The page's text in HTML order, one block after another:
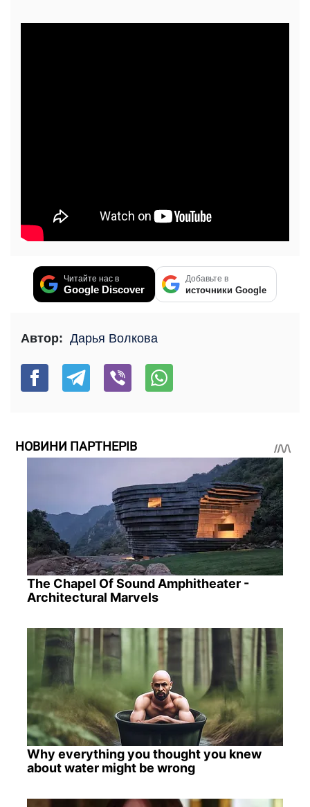
Читайте нас в
Google Discover
Добавьте в
источники Google
Автор: Дарья Волкова
НОВИНИ ПАРТНЕРІВ
The Chapel Of Sound Amphitheater -
Architectural Marvels
Why everything you thought you knew
about water might be wrong